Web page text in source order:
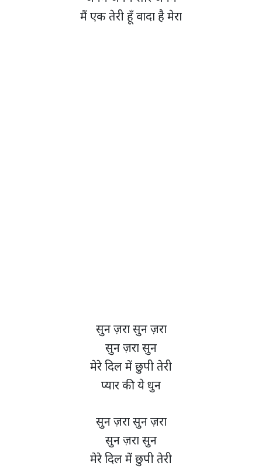
मैं एक तेरी हूँ वादा है मेरा
सुन ज़रा सुन ज़रा
सुन ज़रा सुन
मेरे दिल में छुपी तेरी
प्यार की ये धुन
सुन ज़रा सुन ज़रा
सुन ज़रा सुन
मेरे दिल में छुपी तेरी